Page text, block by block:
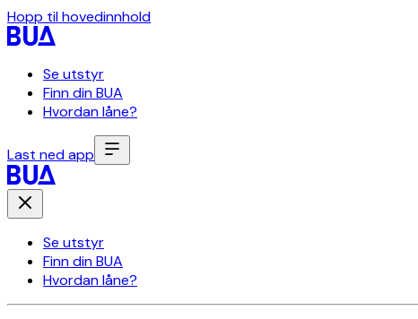
Hopp til hovedinnhold
Se utstyr
Finn din BUA
Hvordan låne?
Last ned app
Se utstyr
Finn din BUA
Hvordan låne?